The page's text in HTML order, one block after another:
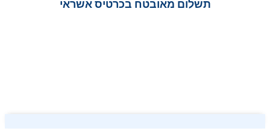
תשלום מאובטח בכרטיס אשראי